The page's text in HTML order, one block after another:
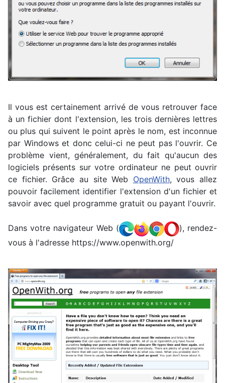
Il vous est certainement arrivé de vous retrouver face
à un fichier dont l'extension, les trois dernières lettres
ou plus qui suivent le point après le nom, est inconnue
par Windows et donc celui-ci ne peut pas l'ouvrir. Ce
problème vient, généralement, du fait qu'aucun des
logiciels présents sur votre ordinateur ne peut ouvrir
ce fichier. Grâce au site Web OpenWith, vous allez
pouvoir facilement identifier l'extension d'un fichier et
savoir avec quel programme gratuit ou payant l'ouvrir.
Dans votre navigateur Web (
), rendez-
vous à l'adresse https://www.openwith.org/